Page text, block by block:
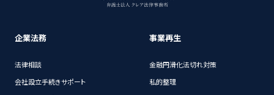
企業法務
法律相談
会社設立手続きサポート
事業再生
金融円滑化法切れ対策
私的整理